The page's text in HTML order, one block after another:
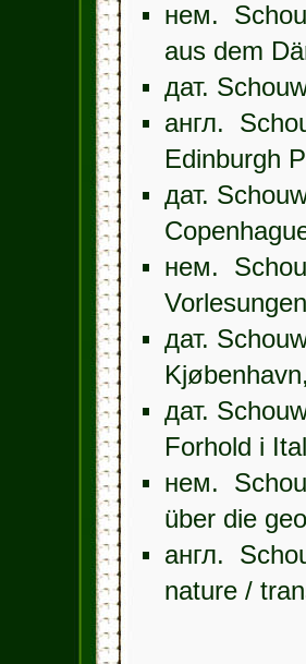
нем.
aus dem
дат.
англ.
Edinburgh
дат.
нем.
дат.
дат.
Forhold i
нем.
über die
англ.
nature /